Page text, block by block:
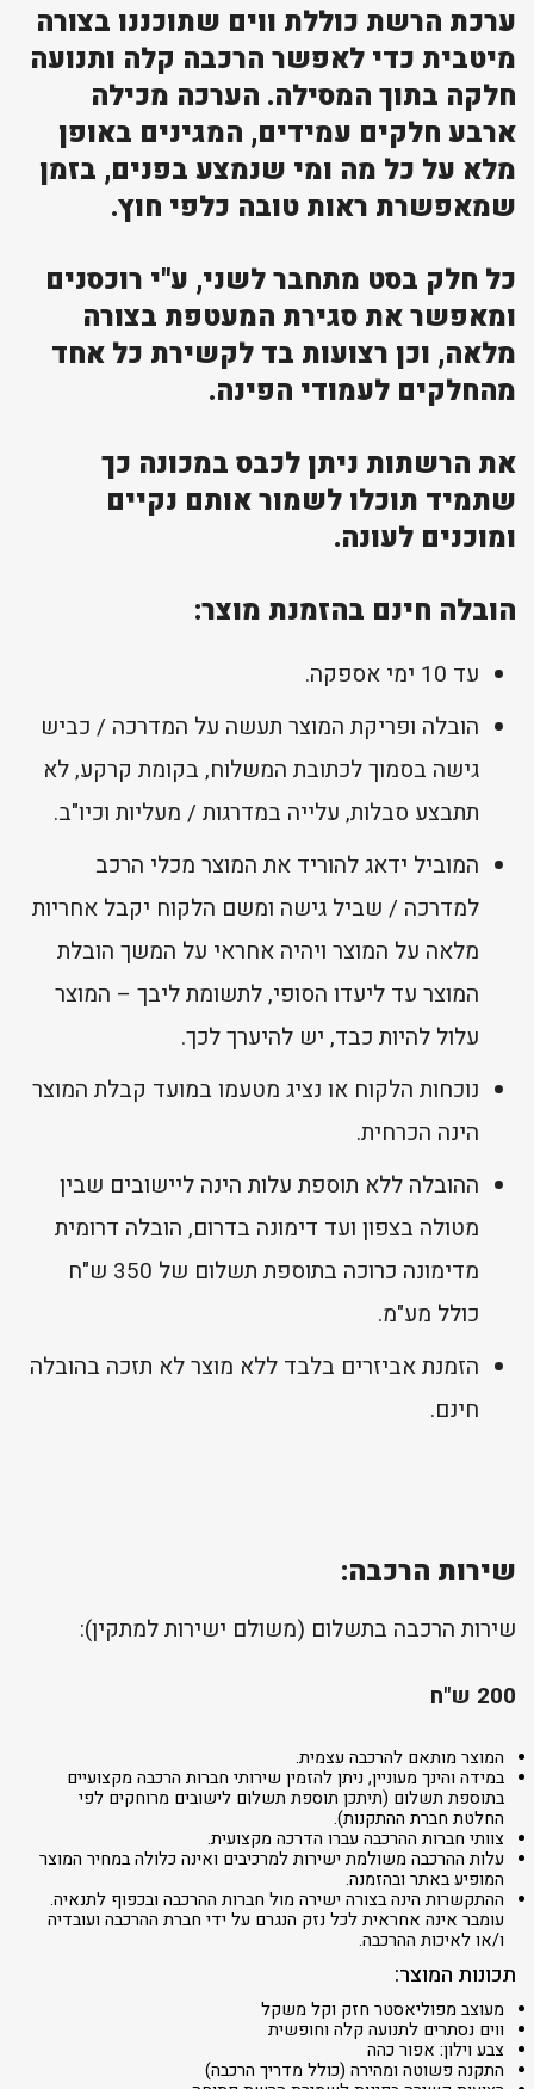
ערכת הרשת כוללת ווים שתוכננו בצורה
מיטבית כדי לאפשר הרכבה קלה ותנועה
חלקה בתוך המסילה. הערכה מכילה
ארבע חלקים עמידים, המגינים באופן
מלא על כל מה ומי שנמצע בפנים, בזמן
שמאפשרת ראות טובה כלפי חוץ.
כל חלק בסט מתחבר לשני, ע"י רוכסנים
ומאפשר את סגירת המעטפת בצורה
מלאה, וכן רצועות בד לקשירת כל אחד
מהחלקים לעמודי הפינה.
את הרשתות ניתן לכבס במכונה כך
שתמיד תוכלו לשמור אותם נקיים
ומוכנים לעונה.
הובלה חינם בהזמנת מוצר:
עד 10 ימי אספקה.
הובלה ופריקת המוצר תעשה על המדרכה / כביש
גישה בסמוך לכתובת המשלוח, בקומת קרקע, לא
תתבצע סבלות, עלייה במדרגות / מעליות וכיו"ב.
המוביל ידאג להוריד את המוצר מכלי הרכב
למדרכה / שביל גישה ומשם הלקוח יקבל אחריות
מלאה על המוצר ויהיה אחראי על המשך הובלת
המוצר עד ליעדו הסופי, לתשומת ליבך – המוצר
עלול להיות כבד, יש להיערך לכך.
נוכחות הלקוח או נציג מטעמו במועד קבלת המוצר
הינה הכרחית.
ההובלה ללא תוספת עלות הינה ליישובים שבין
מטולה בצפון ועד דימונה בדרום, הובלה דרומית
מדימונה כרוכה בתוספת תשלום של 350 ש"ח
כולל מע"מ.
הזמנת אביזרים בלבד ללא מוצר לא תזכה בהובלה
חינם.
שירות הרכבה:
שירות הרכבה בתשלום (משולם ישירות למתקין):
200 ש"ח
המוצר מותאם להרכבה עצמית.
במידה והינך מעוניין, ניתן להזמין שירותי חברות הרכבה מקצועיים
בתוספת תשלום (תיתכן תוספת תשלום לישובים מרוחקים לפי
החלטת חברת ההתקנות).
צוותי חברות ההרכבה עברו הדרכה מקצועית.
עלות ההרכבה משולמת ישירות למרכיבים ואינה כלולה במחיר המוצר
המופיע באתר ובהזמנה.
ההתקשרות הינה בצורה ישירה מול חברות ההרכבה ובכפוף לתנאיה.
עומבר אינה אחראית לכל נזק הנגרם על ידי חברת ההרכבה ועובדיה
ו/או לאיכות ההרכבה.
תכונות המוצר:
מעוצב מפוליאסטר חזק וקל משקל
ווים נסתרים לתנועה קלה וחופשית
צבע וילון: אפור כהה
התקנה פשוטה ומהירה (כולל מדריך הרכבה)